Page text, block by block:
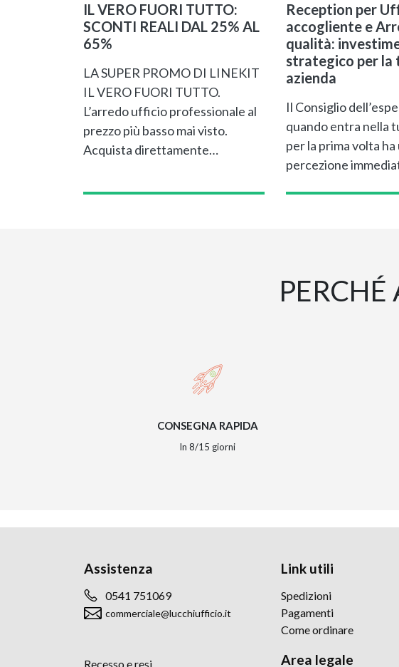
IL VERO FUORI TUTTO:
SCONTI REALI DAL 25% AL
65%
LA SUPER PROMO DI LINEKIT
IL VERO FUORI TUTTO.
L’arredo ufficio professionale al
prezzo più basso mai visto.
Acquista direttamente…
Reception per
accogliente e
qualità:
strategico per la
azienda
Il Consiglio
quando entra nella
per la prima volta ha
percezione
PERCHÉ
CONSEGNA RAPIDA
In 8/15 giorni
Assistenza
0541 751069
commerciale@lucchiufficio.it
Recesso e resi
Link utili
Spedizioni
Pagamenti
Come ordinare
Area legale